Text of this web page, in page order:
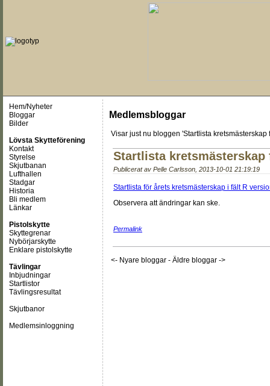
Hem/Nyheter
Bloggar
Bilder
Lövsta Skytteförening
Kontakt
Styrelse
Skjutbanan
Lufthallen
Stadgar
Historia
Bli medlem
Länkar
Pistolskytte
Skyttegrenar
Nybörjarskytte
Enklare pistolskytte
Tävlingar
Inbjudningar
Startlistor
Tävlingsresultat
Skjutbanor
Medlemsinloggning
Medlemsbloggar
Visar just nu bloggen 'Startlista kretsmästerskap
Startlista kretsmästerskap
Publicerat av Pelle Carlsson 2013-10-01 21:19:19
Startlista för årets kretsmästerskap i fält R
Observera att ändringar kan ske.
Permalink
<- Nyare bloggar - Äldre bloggar ->